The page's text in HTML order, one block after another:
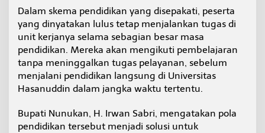
Dalam skema pendidikan yang disepakati, peserta
yang dinyatakan lulus tetap menjalankan tugas di
unit kerjanya selama sebagian besar masa
pendidikan. Mereka akan mengikuti pembelajaran
tanpa meninggalkan tugas pelayanan, sebelum
menjalani pendidikan langsung di Universitas
Hasanuddin dalam jangka waktu tertentu.
Bupati Nunukan, H. Irwan Sabri, mengatakan pola
pendidikan tersebut menjadi solusi untuk